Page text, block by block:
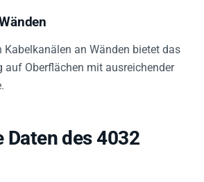
Kabelkanälen an Wänden bietet das
auf Oberflächen mit ausreichender
Daten des 4032